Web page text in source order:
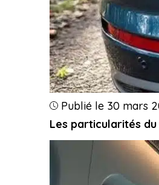
Les particularités
Publié le 30 mars